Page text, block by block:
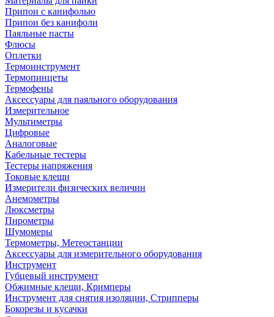
Припои с канифолью
Припои без канифоли
Паяльные пасты
Флюсы
Оплетки
Термоинструмент
Термопинцеты
Термофены
Аксессуары для паяльного оборудования
Измерительное
Мультиметры
Цифровые
Аналоговые
Кабельные тестеры
Тестеры напряжения
Токовые клещи
Измерители физических величин
Анемометры
Люксметры
Пирометры
Шумомеры
Термометры, Метеостанции
Аксессуары для измерительного оборудования
Инструмент
Губцевый инструмент
Обжимные клещи, Кримперы
Инструмент для снятия изоляции, Стрипперы
Бокорезы и кусачки